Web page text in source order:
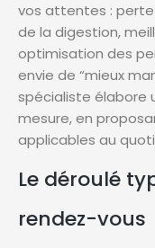
vos attentes :
de la digestion,
optimisation des
envie de “mieux
spécialiste élabore
mesure, en
applicables au
Le déroulé
rendez-vous